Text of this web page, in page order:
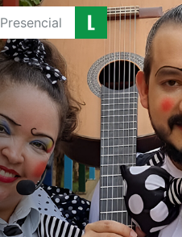
Presencial